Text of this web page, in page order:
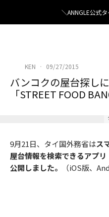
＼ANNGLE公式
KEN · 09/27/2015
バンコクの屋台探し
「STREET FOOD
9月21日、タイ国外務省はス
屋台情報を検索できるアプ
公開しました。
（iOS版、